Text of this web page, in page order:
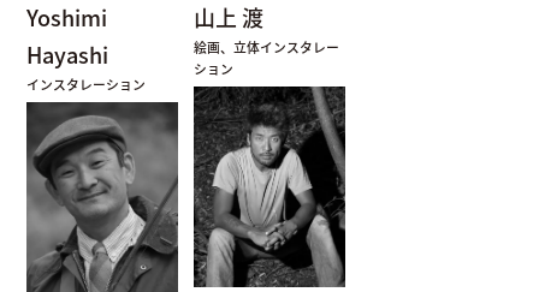
Yoshimi
Hayashi
インスタレーション
山上 渡
絵画、立体インスタレー
ション